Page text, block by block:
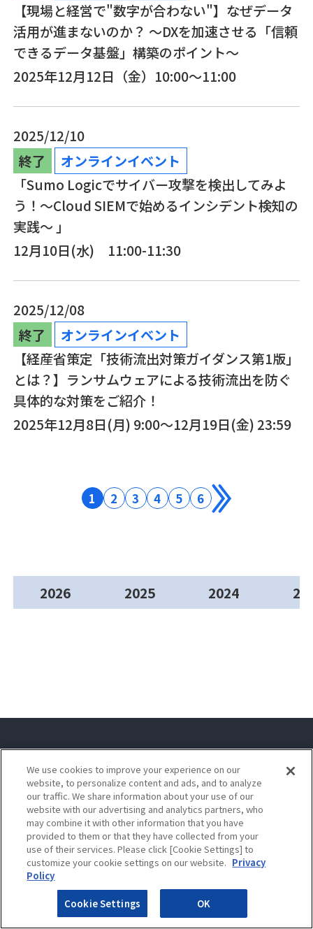
【現場と経営で"数字が合わない"】なぜデータ
活用が進まないのか？ ～DXを加速させる「信頼
できるデータ基盤」構築のポイント～
2025年12月12日（金）10:00～11:00
2025/12/10
終了
オンラインイベント
「Sumo Logicでサイバー攻撃を検出してみよ
う！～Cloud SIEMで始めるインシデント検知の
実践～ 」
12月10日(水) 11:00-11:30
2025/12/08
終了
オンラインイベント
【経産省策定「技術流出対策ガイダンス第1版」
とは？】ランサムウェアによる技術流出を防ぐ
具体的な対策をご紹介！
2025年12月8日(月) 9:00～12月19日(金) 23:59
1 2 3 4 5 6
2026 2025 2024
導入事例
イベント・セミナー
プレスリリース・お知らせ
コラム
We use cookies to improve your experience on our
website, to personalize content and ads, and to analyze
our traffic. We share information about your use of our
website with our advertising and analytics partners, who
may combine it with other information that you have
provided to them or that they have collected from your
use of their services. Please click [Cookie Settings] to
customize your cookie settings on our website. Privacy
Policy
Cookie Settings OK